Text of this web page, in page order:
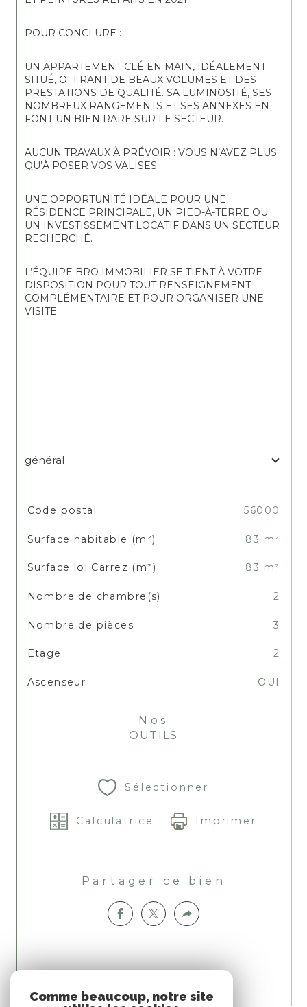
POUR CONCLURE :
UN APPARTEMENT CLÉ EN MAIN, IDÉALEMENT
SITUÉ, OFFRANT DE BEAUX VOLUMES ET DES
PRESTATIONS DE QUALITÉ. SA LUMINOSITÉ, SES
NOMBREUX RANGEMENTS ET SES ANNEXES EN
FONT UN BIEN RARE SUR LE SECTEUR.
AUCUN TRAVAUX À PRÉVOIR : VOUS N’AVEZ PLUS
QU’À POSER VOS VALISES.
UNE OPPORTUNITÉ IDÉALE POUR UNE
RÉSIDENCE PRINCIPALE, UN PIED-À-TERRE OU
UN INVESTISSEMENT LOCATIF DANS UN SECTEUR
RECHERCHÉ.
L’ÉQUIPE BRO IMMOBILIER SE TIENT À VOTRE
DISPOSITION POUR TOUT RENSEIGNEMENT
COMPLÉMENTAIRE ET POUR ORGANISER UNE
VISITE.
général
TRAD_SIROCCO_Caracteristique
Code postal 56000
Surface habitable (m²) 83 m²
Surface loi Carrez (m²) 83 m²
Nombre de chambre(s) 2
Nombre de pièces 3
Etage 2
Ascenseur OUI
Nos
OUTILS
Sélectionner
Calculatrice Imprimer
Partager ce bien
Comme beaucoup, notre site